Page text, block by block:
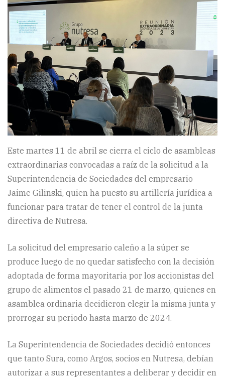
Este martes 11 de abril se cierra el ciclo de asambleas
extraordinarias convocadas a raíz de la solicitud a la
Superintendencia de Sociedades del empresario
Jaime Gilinski, quien ha puesto su artillería jurídica a
funcionar para tratar de tener el control de la junta
directiva de Nutresa.
La solicitud del empresario caleño a la súper se
produce luego de no quedar satisfecho con la decisión
adoptada de forma mayoritaria por los accionistas del
grupo de alimentos el pasado 21 de marzo, quienes en
asamblea ordinaria decidieron elegir la misma junta y
prorrogar su periodo hasta marzo de 2024.
La Superintendencia de Sociedades decidió entonces
que tanto Sura, como Argos, socios en Nutresa, debían
autorizar a sus representantes a deliberar y decidir en